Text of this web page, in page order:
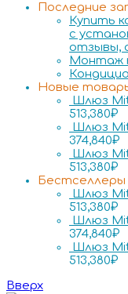
Последние
Купить
с
отзывы,
Монтаж
Новые
Шлюз
513,380₽
Шлюз
374,840₽
Шлюз
513,380₽
Бестселлеры
Шлюз
513,380₽
Шлюз
374,840₽
Шлюз
513,380₽
Вверх